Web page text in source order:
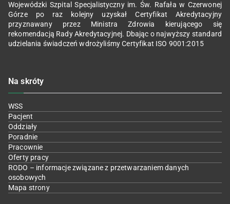
Wojewódzki Szpital Specjalistyczny im. Św. Rafała w Czerwonej
Górze po raz kolejny uzyskał Certyfikat Akredytacyjny
przyznawany przez Ministra Zdrowia kierującego się
rekomendacją Rady Akredytacyjnej. Dbając o najwyższy standard
udzielania świadczeń wdrożyliśmy Certyfikat ISO 9001:2015
Na skróty
WSS
Pacjent
Oddziały
Poradnie
Pracownie
Oferty pracy
RODO – informacje związane z przetwarzaniem danych
osobowych
Mapa strony